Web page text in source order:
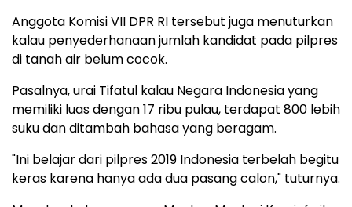
Anggota Komisi VII DPR RI tersebut juga menuturkan
kalau penyederhanaan jumlah kandidat pada pilpres
di tanah air belum cocok.
Pasalnya, urai Tifatul kalau Negara Indonesia yang
memiliki luas dengan 17 ribu pulau, terdapat 800 lebih
suku dan ditambah bahasa yang beragam.
"Ini belajar dari pilpres 2019 Indonesia terbelah begitu
keras karena hanya ada dua pasang calon," tuturnya.